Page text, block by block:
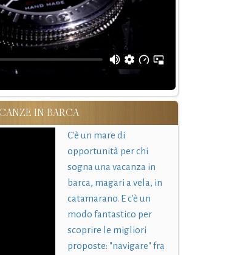
IN BARCA
C'è un mare di
opportunità per chi
sogna una vacanza in
barca, magari a vela, in
catamarano. E c'è un
modo fantastico per
scoprire le migliori
proposte: "navigare" fra